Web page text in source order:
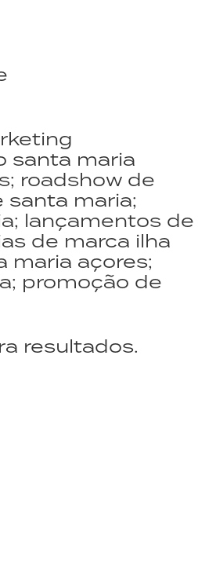
santa maria
roadshow de
maria;
lançamentos de
de marca ilha
maria açores;
promoção de
resultados.